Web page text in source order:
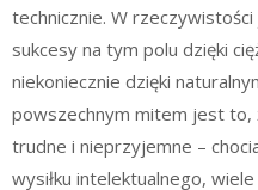
technicznie. W
sukcesy na tym polu dzięki
niekoniecznie dzięki
powszechnym mitem jest
trudne i nieprzyjemne –
wysiłku intelektualnego,